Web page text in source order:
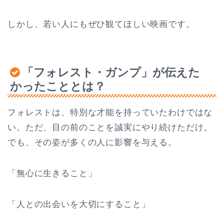
しかし、若い人にもぜひ観てほしい映画です。
「フォレスト・ガンプ」が伝えた
かったこととは？
フォレストは、特別な才能を持っていたわけではな
い。ただ、目の前のことを誠実にやり続けただけ。
でも、その姿が多くの人に影響を与える。
「無心に生きること」
「人との出会いを大切にすること」